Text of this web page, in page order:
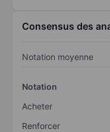
Consensus des
Notation moyenne
Notation
Acheter
Renforcer